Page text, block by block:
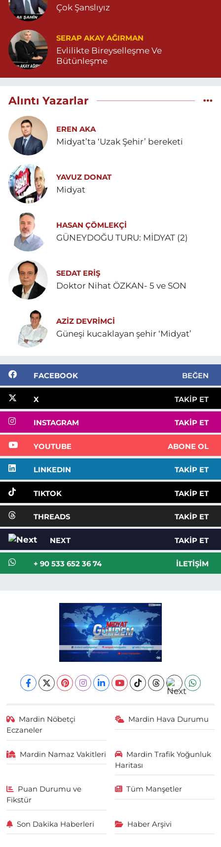
Çok Şanslıyız
SERAP AKAY AĞIRMAN
Evlilikte Bireyselleşme Ve
Bütünleşme
Alıntı Yazarlar
EREN AKA
Midyat’ta ‘Uzak Şehir’ bereketi
YAVUZ DONAT
Midyat
HASAN ÇÖMLEKÇİ
GÜNEYDOĞU TURU: MİDYAT (2)
SEDAT ERİŞ
Doktor Nihat ÖZKAN- 5 ve SON
AZIZ DEVRIMCI
Güneşi kucaklayan şehir ‘Midyat’
FACEBOOK BEĞEN
X TAKIP ET
INSTAGRAM TAKIP ET
YOUTUBE ABONE OL
LINKEDIN TAKIP ET
TIKTOK TAKIP ET
THREADS TAKIP ET
NEXT TAKIP ET
+ 90 533 652 36 74 İLETIŞIM
Mardin Nöbetçi
Eczaneler
Mardin Hava Durumu
Mardin Namaz Vakitleri
Mardin Trafik Yoğunluk
Haritası
Puan Durumu ve
Fikstür
Tüm Manşetler
Son Dakika Haberleri Haber Arşivi